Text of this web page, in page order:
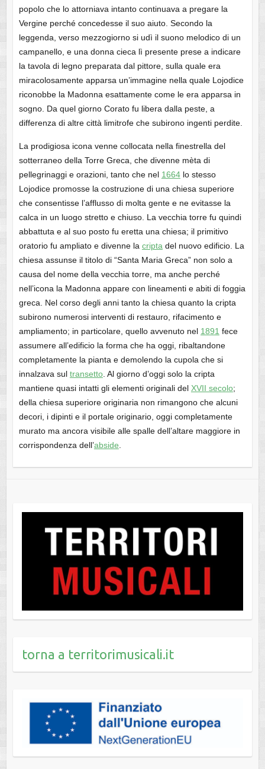
popolo che lo attorniava intanto continuava a pregare la
Vergine perché concedesse il suo aiuto. Secondo la
leggenda, verso mezzogiorno si udì il suono melodico di un
campanello, e una donna cieca lì presente prese a indicare
la tavola di legno preparata dal pittore, sulla quale era
miracolosamente apparsa un’immagine nella quale Lojodice
riconobbe la Madonna esattamente come le era apparsa in
sogno. Da quel giorno Corato fu libera dalla peste, a
differenza di altre città limitrofe che subirono ingenti perdite.
La prodigiosa icona venne collocata nella finestrella del
sotterraneo della Torre Greca, che divenne mèta di
pellegrinaggi e orazioni, tanto che nel 1664lo stesso
Lojodice promosse la costruzione di una chiesa superiore
che consentisse l’afflusso di molta gente e ne evitasse la
calca in un luogo stretto e chiuso. La vecchia torre fu quindi
abbattuta e al suo posto fu eretta una chiesa; il primitivo
oratorio fu ampliato e divenne la cripta del nuovo edificio. La
chiesa assunse il titolo di “Santa Maria Greca” non solo a
causa del nome della vecchia torre, ma anche perché
nell’icona la Madonna appare con lineamenti e abiti di foggia
greca. Nel corso degli anni tanto la chiesa quanto la cripta
subirono numerosi interventi di restauro, rifacimento e
ampliamento; in particolare, quello avvenuto nel 1891 fece
assumere all’edificio la forma che ha oggi, ribaltandone
completamente la pianta e demolendo la cupola che si
innalzava sul transetto. Al giorno d’oggi solo la cripta
mantiene quasi intatti gli elementi originali del XVII secolo;
della chiesa superiore originaria non rimangono che alcuni
decori, i dipinti e il portale originario, oggi completamente
murato ma ancora visibile alle spalle dell’altare maggiore in
corrispondenza dell’abside
torna a territorimusicali.it